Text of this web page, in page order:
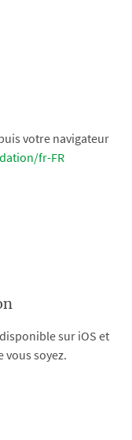
votre navigateur
fr-FR
sur iOS et
soyez.